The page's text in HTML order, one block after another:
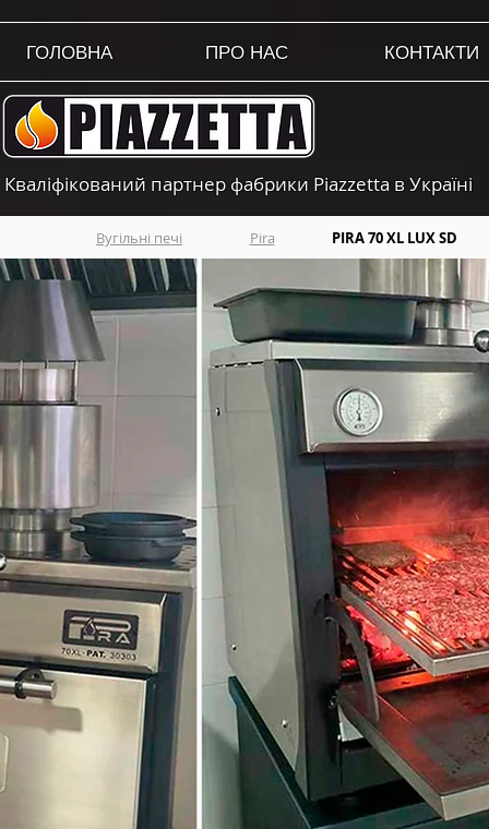
ГОЛОВНА ПРО НАС КОНТАКТИ
Кваліфікований партнер фабрики Piazzetta в Україні
Вугільні печі Pira PIRA 70 XL LUX SD